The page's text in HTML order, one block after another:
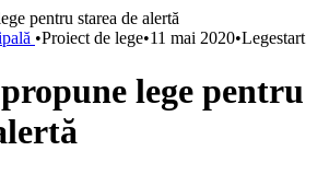
•Proiect de lege•11 mai 2020•Legestart
lege pentru